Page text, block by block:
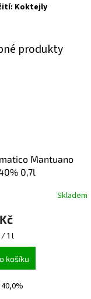
Koktejly
Mantuano
0,7l
Skladem
1 l
košíku